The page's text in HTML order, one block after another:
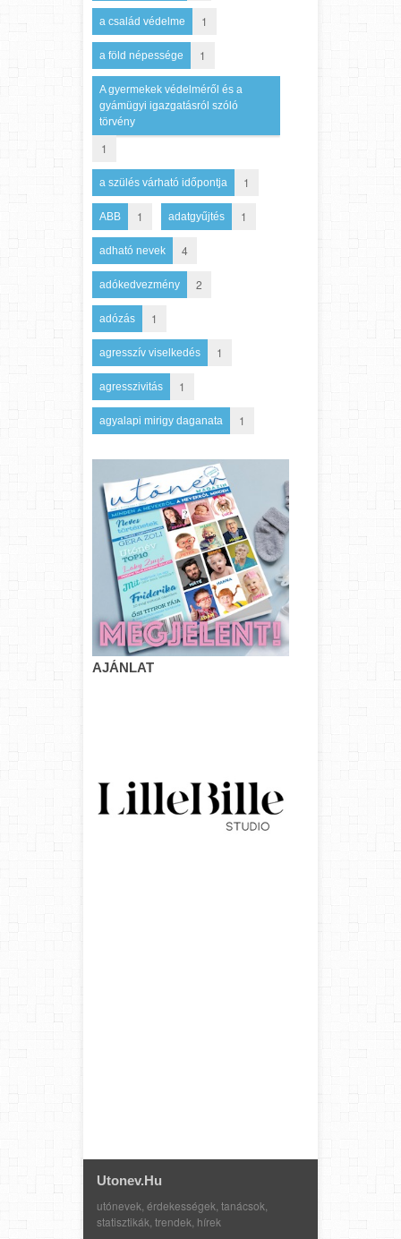
a család védelme 1
a föld népessége 1
A gyermekek védelméről és a
gyámügyi igazgatásról szóló
törvény
1
a szülés várható időpontja 1
ABB 1 adatgyűjtés 1
adható nevek 4
adókedvezmény 2
adózás 1
agresszív viselkedés 1
agresszivitás 1
agyalapi mirigy daganata 1
AJÁNLAT
Utonev.hu
utónevek, érdekességek, tanácsok,
statisztikák, trendek, hírek